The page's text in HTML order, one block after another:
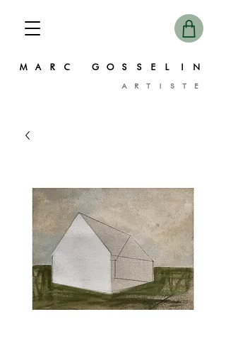
MARC GOSSELIN
ARTISTE